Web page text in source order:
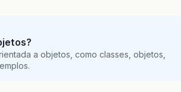
,
) a objetos, como classes, objetos,